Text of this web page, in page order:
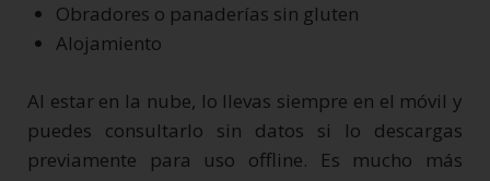
Obradores o panaderías sin gluten
Alojamiento
Al estar en la nube, lo llevas siempre en el móvil y
puedes consultarlo sin datos si lo descargas
previamente para uso offline. Es mucho más